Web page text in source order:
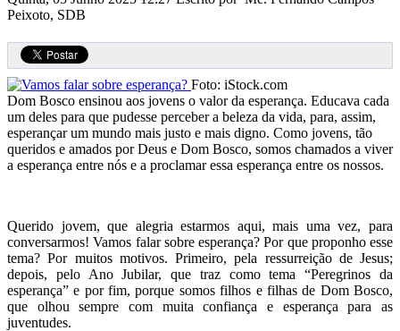
Peixoto, SDB
Foto: iStock.com
Dom Bosco ensinou aos jovens o valor da esperança. Educava cada
um deles para que pudesse perceber a beleza da vida, para, assim,
esperançar um mundo mais justo e mais digno. Como jovens, tão
queridos e amados por Deus e Dom Bosco, somos chamados a viver
a esperança entre nós e a proclamar essa esperança entre os nossos.
Querido jovem, que alegria estarmos aqui, mais uma vez, para
conversarmos! Vamos falar sobre esperança? Por que proponho esse
tema? Por muitos motivos. Primeiro, pela ressurreição de Jesus;
depois, pelo Ano Jubilar, que traz como tema “Peregrinos da
esperança” e por fim, porque somos filhos e filhas de Dom Bosco,
que olhou sempre com muita confiança e esperança para as
juventudes.